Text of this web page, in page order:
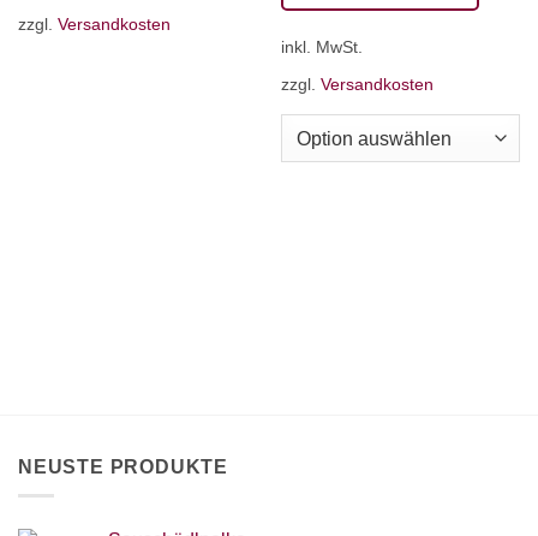
zzgl. Versandkosten
Produkt
mehrere
auf.
inkl. MwSt.
zzgl. Versandkosten
NEUSTE PRODUKTE